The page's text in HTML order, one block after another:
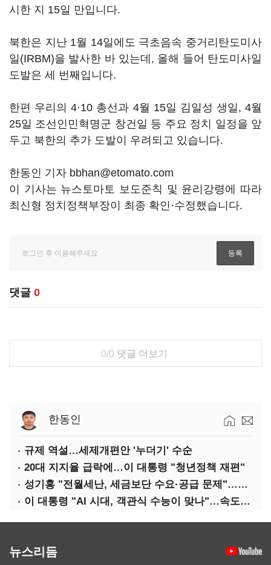
시한 지 15일 만입니다.
북한은 지난 1월 14일에도 극초음속 중거리탄도미사
일(IRBM)을 발사한 바 있는데, 올해 들어 탄도미사일
도발은 세 번째입니다.
한편 우리의 4·10 총선과 4월 15일 김일성 생일, 4월
25일 조선인민혁명군 창건일 등 주요 정치 일정을 앞
두고 북한의 추가 도발이 우려되고 있습니다.
한동인 기자 bbhan@etomato.com
이 기사는 뉴스토마토 보도준칙 및 윤리강령에 따라
최신형 정치정책부장이 최종 확인·수정했습니다.
댓글 0
0/0 댓글 더보기
한동인
규제 역설…세제개편안 '누더기' 수순
20대 지지율 급락에…이 대통령 "청년정책 재편"
성기홍 "전월세난, 세금보단 수요·공급 문제"…닥공 시사
이 대통령 "AI 시대, 객관식 수능이 맞나"…속도전 '경계'
뉴스리듬